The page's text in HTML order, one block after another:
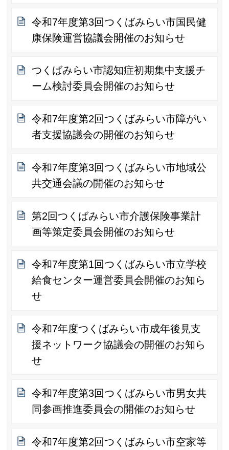
令和7年度第3回つくばみらい市国民健
康保険運営協議会開催のお知らせ
つくばみらい市認知症初期集中支援チ
ーム検討委員会開催のお知らせ
令和7年度第2回つくばみらい市障がい
者支援協議会の開催のお知らせ
令和7年度第3回つくばみらい市地域公
共交通会議の開催のお知らせ
第2回つくばみらい市介護保険事業計
画等策定委員会開催のお知らせ
令和7年度第1回つくばみらい市立学校
給食センター運営委員会開催のお知ら
せ
令和7年度つくばみらい市成年後見支
援ネットワーク協議会の開催のお知ら
せ
令和7年度第3回つくばみらい市男女共
同参画推進委員会の開催のお知らせ
令和7年度第2回つくばみらい市空家等